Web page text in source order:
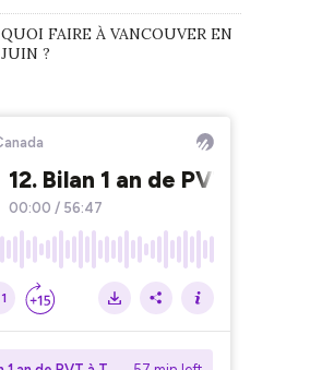
QUOI FAIRE À VANCOUVER EN
JUIN ?